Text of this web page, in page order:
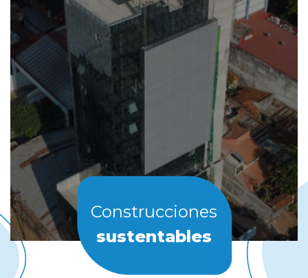
Construcciones
sustentables